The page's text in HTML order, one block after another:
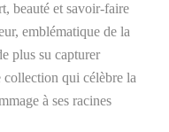
beauté et savoir-faire
emblématique de la
plus su capturer
qui célèbre la
à ses racines